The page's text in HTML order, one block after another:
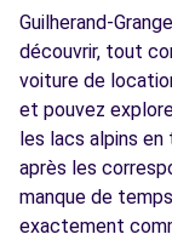
Free2move
Chemin de
VALENCE,
Voir l'agence
Guilherand-
découvrir, tout
voiture de
et pouvez
les lacs alpins
après les
manque de
exactement